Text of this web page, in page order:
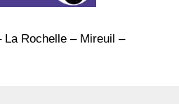
La Rochelle – Mireuil –